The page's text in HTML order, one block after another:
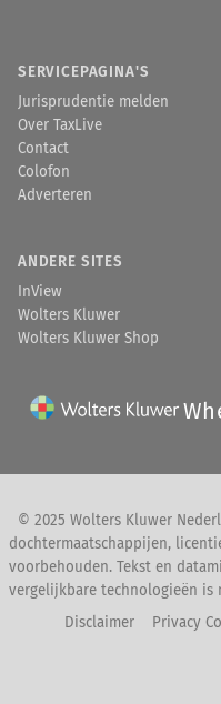
SERVICEPAGINA'S
Jurisprudentie melden
Over TaxLive
Contact
Colofon
Adverteren
ANDERE SITES
InView
Wolters Kluwer
Wolters Kluwer Shop
© 2025 Wolters Kluwer
dochtermaatschappijen,
voorbehouden. Tekst en
vergelijkbare technologieën is
Disclaimer
Privacy